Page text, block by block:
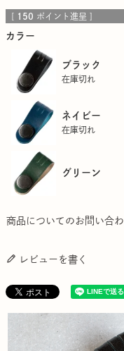
[ 150 ポイント進呈 ]
カラー
ブラック
在庫切れ
ネイビー
在庫切れ
グリーン
商品についてのお問い合
レビューを書く